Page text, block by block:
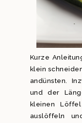
Kurze
klein
andünsten.
und der
kleinen
auslöffeln